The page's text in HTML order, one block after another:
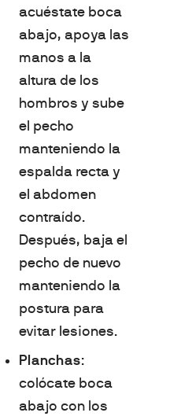
acuéstate boca
abajo, apoya las
manos a la
altura de los
hombros y sube
el pecho
manteniendo la
espalda recta y
el abdomen
contraído.
Después, baja el
pecho de nuevo
manteniendo la
postura para
evitar lesiones.
Planchas:
colócate boca
abajo con los